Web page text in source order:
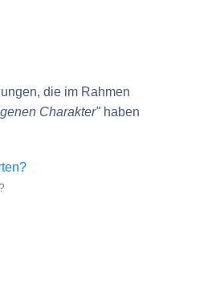
die im Rahmen
Charakter"haben